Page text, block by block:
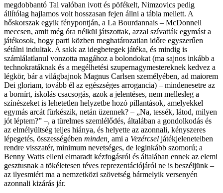
megdobbantó Tal valóban ivott és pöfékelt, Nimzovics pedig
állítólag hajlamos volt hosszasan fejen állni a tábla mellett. A
hőskorszak egyik fénypontján, a La Bourdannais – McDonnell
meccsen, amit még óra nélkül játszottak, azzal szívatták egymást a
játékosok, hogy parti közben meghatározatlan időre egyszerűen
sétálni indultak. A sakk az idegbetegek játéka, és mindig is
számlálatlanul vonzotta magához a bolondokat (ma sajnos inkább a
technokratáknak és a megélhetési szupernagymestereknek kedvez a
légkör, bár a világbajnok Magnus Carlsen személyében, ad maiorem
Dei gloriam, tovább él az egészséges arrogancia) – mindenesetre az
a bornírt, iskolás csacsogás, azok a jelentéses, nem mellesleg a
színészeket is lehetetlen helyzetbe hozó pillantások, amelyekkel
egymás arcát fürkészik, netán üzennek? – „Na, tessék, látod, milyen
jót léptem?” –, a türelmes szemlélődés, általában a gondolkodás és
az elmélyültség teljes hiánya, és helyette az azonnali, kényszeres
lépegetés, összességében minden, ami a Vezércsel játékjeleneteiben
rendre visszatér, minimum nevetséges, de leginkább szomorú; a
Benny Watts elleni elmaradt kézfogásról és általában ennek az elemi
gesztusnak a tökéletesen téves reprezentációjáról ne is beszéljünk –
az ilyesmiért ma a nemzetközi szövetség bármelyik versenyén
azonnali kizárás jár.